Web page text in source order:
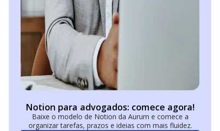
Notion para advogados: comece agora!
Baixe o modelo de Notion da Aurum e comece a
organizar tarefas, prazos e ideias com mais fluidez.